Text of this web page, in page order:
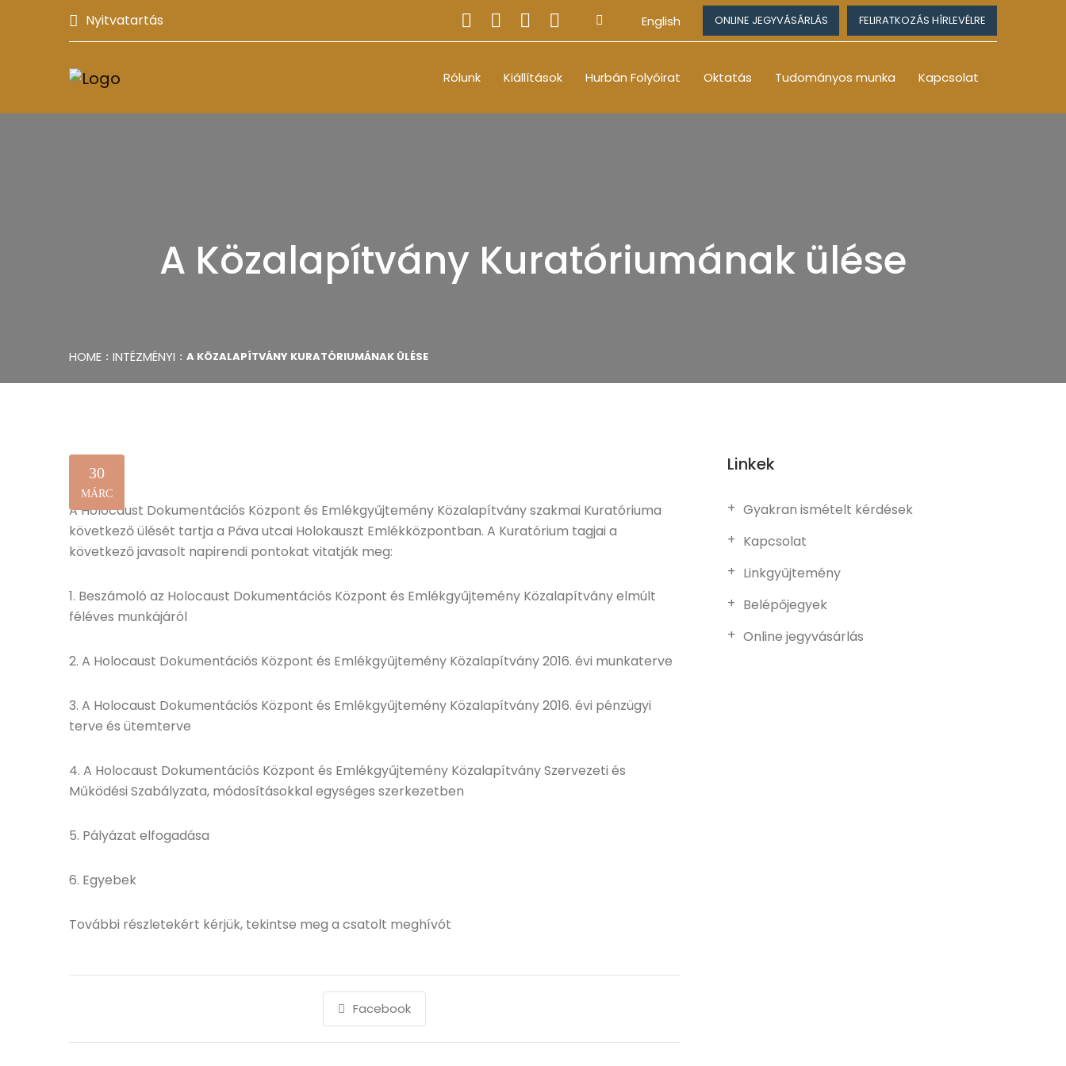
Nyitvatartás English ONLINE JEGYVÁSÁRLÁS FELIRATKOZÁS HÍRLEVÉLRE
Rólunk Kiállítások Hurbán Folyóirat Oktatás Tudományos munka Kapcsolat
A Közalapítvány Kuratóriumának ülése
HOME INTÉZMÉNYI A KÖZALAPÍTVÁNY KURATÓRIUMÁNAK ÜLÉSE
30
MÁRC
A Holocaust Dokumentációs Központ és Emlékgyűjtemény Közalapítvány szakmai Kuratóriuma
következő ülését tartja a Páva utcai Holokauszt Emlékközpontban. A Kuratórium tagjai a
következő javasolt napirendi pontokat vitatják meg:
1. Beszámoló az Holocaust Dokumentációs Központ és Emlékgyűjtemény Közalapítvány elmúlt
féléves munkájáról
2. A Holocaust Dokumentációs Központ és Emlékgyűjtemény Közalapítvány 2016. évi munkaterve
3. A Holocaust Dokumentációs Központ és Emlékgyűjtemény Közalapítvány 2016. évi pénzügyi
terve és ütemterve
4. A Holocaust Dokumentációs Központ és Emlékgyűjtemény Közalapítvány Szervezeti és
Működési Szabályzata, módosításokkal egységes szerkezetben
5. Pályázat elfogadása
6. Egyebek
További részletekért kérjük, tekintse meg a csatolt meghívót
Facebook
Linkek
Gyakran ismételt kérdések
Kapcsolat
Linkgyűjtemény
Belépőjegyek
Online jegyvásárlás